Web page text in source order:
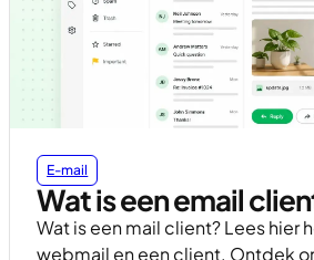
E-mail
Wat is een email
Wat is een mail client? Lees hier
webmail en een client. Ontdek